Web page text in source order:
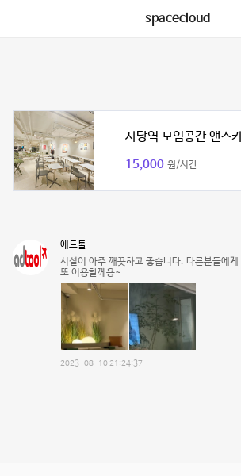
spacecloud
사당역 모임공간 앤스
15,000 원/시간
애드툴
시설이 아주 깨끗하고 좋습니다. 다른분들에
또 이용할께용~
2023-08-10 21:24:37